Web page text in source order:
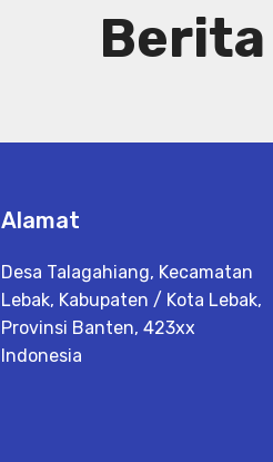
Alamat
Desa Talagahiang, Kecamatan
Lebak, Kabupaten / Kota Lebak,
Provinsi Banten, 423xx
Indonesia